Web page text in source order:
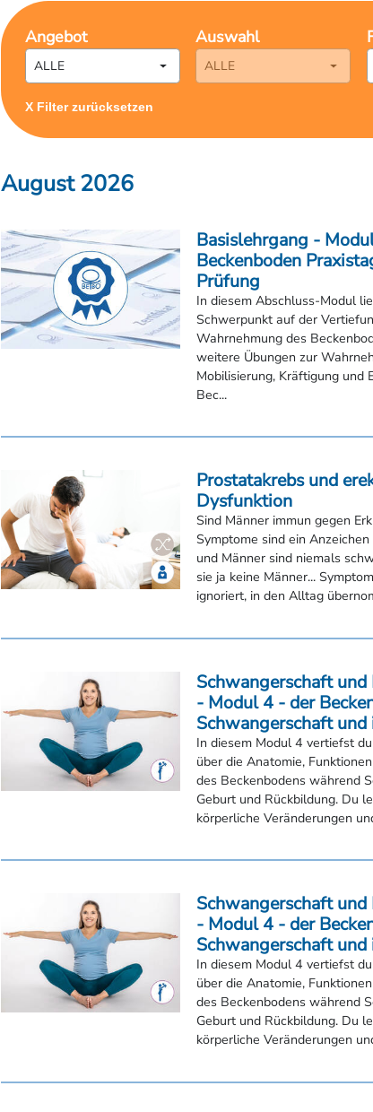
Termine und Anmeldung unter:
CareStudy
Beckenboden Ausbildung
Wir bieten in Kooperation mit den folgenden
Beckenboden Ausbildung in Chemnitz
Beckenboden Ausbildung in Waldenburg
Beckenboden Ausbildung in Frankfurt
Beckenboden Ausbildung in Hamburg
Beckenboden Ausbildung in Nordrhein-
Termine und Anmeldung unter:
Fortbildungsinstitut Waldenburg,
Grone Bildungszentrum, Hamburg
Bildungscampus für Gesundheits- und
Lippspringe
Medizinisches Fortbildungszentrum Hagen
Beckenboden Ausbildung
Wir bieten in Kooperation mit den folgenden
Beckenboden Ausbildung Klagenfurt
Beckenboden Ausbildung Südtirol, Vahrn
Termine und Anmeldung unter:
Fortbildungszentrum Klagenfurt
Bildungshaus im Kloster Neustift, Südtirol
X Filter zurücksetzen
August 2026
Prüfung
In diesem Abschluss-Modul
Schwerpunkt auf der
Wahrnehmung des
weitere Übungen zur
Mobilisierung, Kräftigung und
Bec...
Prostatakrebs und
Sind Männer immun gegen
Symptome sind ein Anzeichen
und Männer sind niemals
sie ja keine Männer...
ignoriert, in den Alltag
Schwangerschaft
Schwangerschaft und
In diesem Modul 4 vertiefst
über die Anatomie,
des Beckenbodens während
Geburt und Rückbildung. Du
körperliche Veränderungen
Schwangerschaft
Schwangerschaft und
In diesem Modul 4 vertiefst
über die Anatomie,
des Beckenbodens während
Geburt und Rückbildung. Du
körperliche Veränderungen
Die Ganzheitlichkeit